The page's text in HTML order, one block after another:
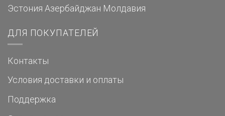
Эстония Азербайджан Молдавия
ДЛЯ ПОКУПАТЕЛЕЙ
Контакты
Условия доставки и оплаты
Поддержка